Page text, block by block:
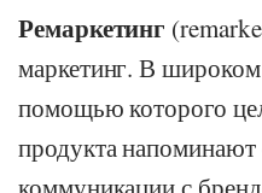
Ремаркетинг
маркетинг. В
помощью которого
продукта